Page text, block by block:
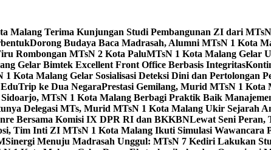
Malang Terima Kunjungan Studi Pembangunan ZI dari
Dorong Budaya Baca Madrasah, Alumni MTsN 1 Kota
Rombongan MTsN 2 Kota PaluMTsN 1 Kota Malang Gelar
Gelar Bimtek Excellent Front Office Berbasis Integritas
Kota Malang Gelar Sosialisasi Deteksi Dini dan Pertolongan
ke Dua NegaraPrestasi Gemilang, Murid MTsN 1 Kota
MTsN 1 Kota Malang Berbagi Praktik Baik
Delegasi MTs, Murid MTsN 1 Kota Malang Ukir Sejarah
Bersama Komisi IX DPR RI dan BKKBNLewat Seni Peran,
Tim Inti ZI MTsN 1 Kota Malang Ikuti Simulasi Wawancara
Sinergi Menuju Madrasah Unggul: MTsN 7 Kediri Lakukan